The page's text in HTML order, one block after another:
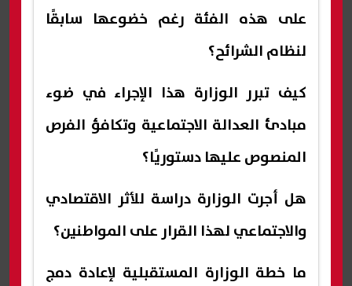
على هذه الفئة رغم خضوعها سابقًا
لنظام الشرائح؟
كيف تبرر الوزارة هذا الإجراء في ضوء
مبادئ العدالة الاجتماعية وتكافؤ الفرص
المنصوص عليها دستوريًا؟
هل أجرت الوزارة دراسة للأثر الاقتصادي
والاجتماعي لهذا القرار على المواطنين؟
ما خطة الوزارة المستقبلية لإعادة دمج